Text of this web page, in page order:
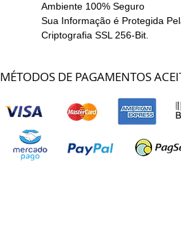
Ambiente 100% Seguro
Sua Informação é Protegida
Criptografia SSL 256-Bit.
MÉTODOS DE PAGAMENTOS